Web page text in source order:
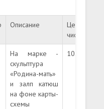
Описание
Цена
чист.
На марке -
скульптура
«Родина-мать»
и залп катюш
на фоне карты-
схемы
10.00